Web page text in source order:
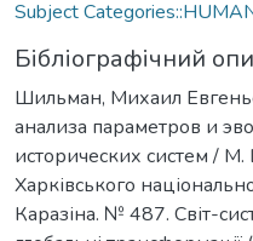
Subject
Бібліографічний
Шильман, Михаил
анализа параметров и
исторических систем /
Харківського
Каразіна. № 487. Світ-